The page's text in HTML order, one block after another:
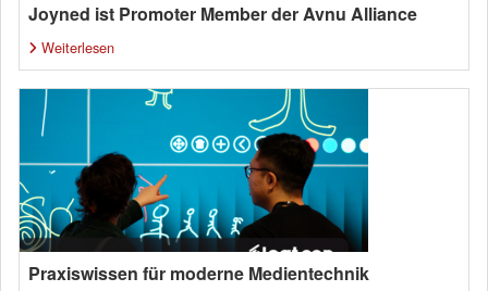
Joyned ist Promoter Member der Avnu Alliance
Weiterlesen
Praxiswissen für moderne Medientechnik